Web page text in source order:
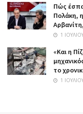
Πώς
Πολάκη,
1
«Και η
το
1